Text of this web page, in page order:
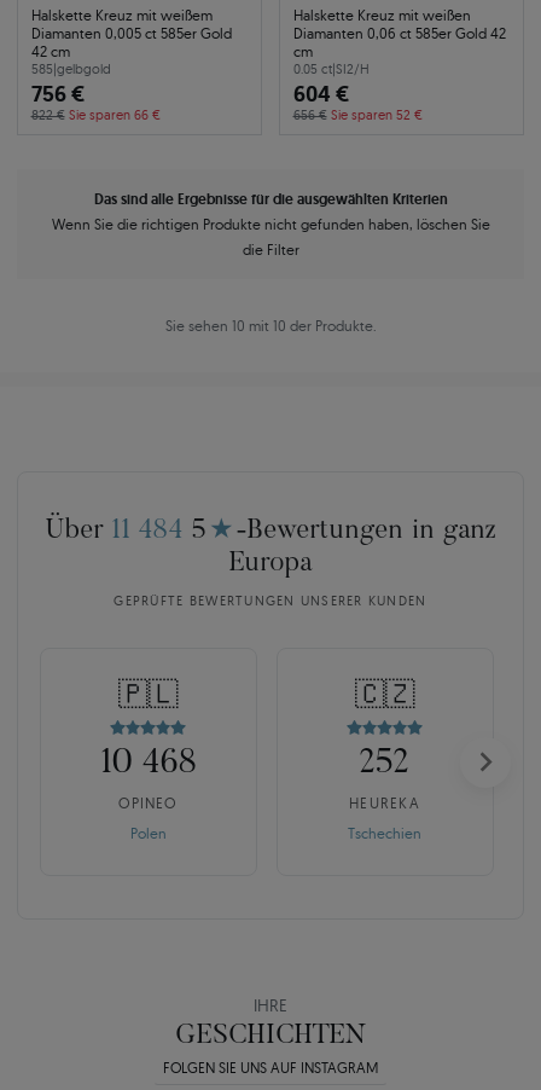
Halskette Kreuz mit weißem
Diamanten 0,005 ct 585er Gold
42 cm
585|gelbgold
756 €
822 € Sie sparen 66 €
Halskette Kreuz mit weißen
Diamanten 0,06 ct 585er Gold 42
cm
0.05 ct|SI2/H
604 €
656 € Sie sparen 52 €
Das sind alle Ergebnisse für die ausgewählten Kriterien
Wenn Sie die richtigen Produkte nicht gefunden haben, löschen Sie
die Filter
Sie sehen 10 mit 10 der Produkte.
Über 11 484 5 ★ -Bewertungen in ganz
Europa
GEPRÜFTE BEWERTUNGEN UNSERER KUNDEN
🇵🇱
10 468
OPINEO
Polen
🇨🇿
252
HEUREKA
Tschechien
IHRE
GESCHICHTEN
FOLGEN SIE UNS AUF INSTAGRAM